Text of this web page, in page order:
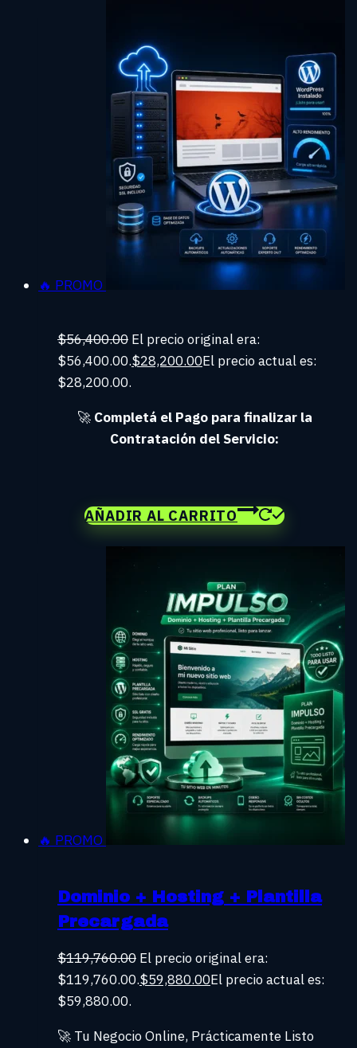
🔥 PROMO
$56,400.00 El precio original era:
$56,400.00.$28,200.00El precio actual es:
$28,200.00.
🚀Completá el Pago para finalizar la
Contratación del Servicio:
AÑADIR AL CARRITO
🔥 PROMO
Dominio + Hosting + Plantilla
Precargada
$119,760.00 El precio original era:
$119,760.00.$59,880.00El precio actual es:
$59,880.00.
🚀 Tu Negocio Online, Prácticamente Listo